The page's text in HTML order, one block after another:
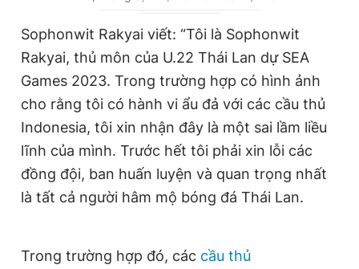
Sophonwit Rakyai viết: “Tôi là Sophonwit
Rakyai, thủ môn của U.22 Thái Lan dự SEA
Games 2023. Trong trường hợp có hình ảnh
cho rằng tôi có hành vi ẩu đả với các cầu thủ
Indonesia, tôi xin nhận đây là một sai lầm liều
lĩnh của mình. Trước hết tôi phải xin lỗi các
đồng đội, ban huấn luyện và quan trọng nhất
là tất cả người hâm mộ bóng đá Thái Lan.
Trong trường hợp đó, các cầu thủ